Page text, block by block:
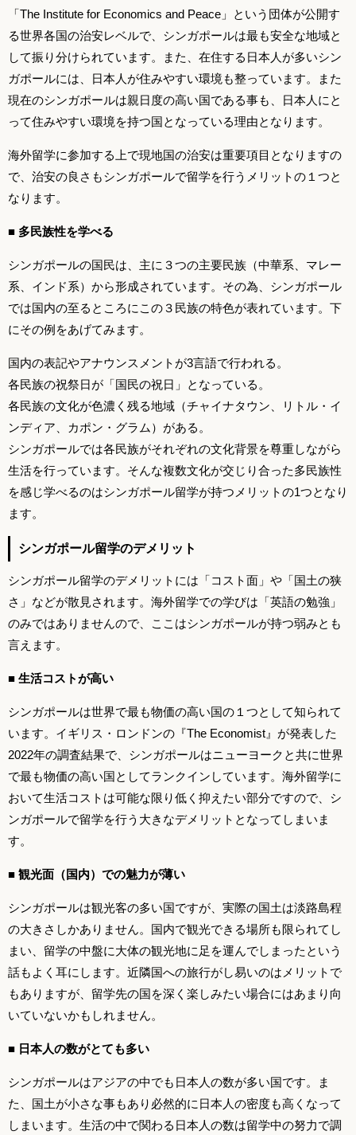
「The Institute for Economics and Peace」という団体が公開す
る世界各国の治安レベルで、シンガポールは最も安全な地域と
して振り分けられています。
また、在住する日本人が多いシン
ガポールには、日本人が住みやすい環境も整っています。また
現在のシンガポールは親日度の高い国である事も、日本人にと
って住みやすい環境を持つ国となっている理由となります。
海外留学に参加する上で現地国の治安は重要項目となりますの
で、治安の良さもシンガポールで留学を行うメリットの１つと
なります。
■ 多民族性を学べる
シンガポールの国民は、主に３つの主要民族（中華系、マレー
系、インド系）から形成されています。その為、シンガポール
では国内の至るところにこの３民族の特色が表れています。下
にその例をあげてみます。
国内の表記やアナウンスメントが3言語で行われる。
各民族の祝祭日が「国民の祝日」となっている。
各民族の文化が色濃く残る地域（チャイナタウン、リトル・イ
ンディア、カポン・グラム）がある。
シンガポールでは各民族がそれぞれの文化背景を尊重しながら
生活を行っています。そんな複数文化が交じり合った多民族性
を感じ学べるのはシンガポール留学が持つメリットの1つとなり
ます。
シンガポール留学のデメリット
シンガポール留学のデメリットには「コスト面」や「国土の狭
さ」などが散見されます。海外留学での学びは「英語の勉強」
のみではありませんので、ここはシンガポールが持つ弱みとも
言えます。
■ 生活コストが高い
シンガポールは世界で最も物価の高い国の１つとして知られて
います。イギリス・ロンドンの『The Economist』が発表した
2022年の調査結果で、シンガポールはニューヨークと共に世界
で最も物価の高い国としてランクインしています。海外留学に
おいて生活コストは可能な限り低く抑えたい部分ですので、シ
ンガポールで留学を行う大きなデメリットとなってしまいま
す。
■ 観光面（国内）での魅力が薄い
シンガポールは観光客の多い国ですが、実際の国土は淡路島程
の大きさしかありません。国内で観光できる場所も限られてし
まい、留学の中盤に大体の観光地に足を運んでしまったという
話もよく耳にします。近隣国への旅行がし易いのはメリットで
もありますが、留学先の国を深く楽しみたい場合にはあまり向
いていないかもしれません。
■ 日本人の数がとても多い
シンガポールはアジアの中でも日本人の数が多い国です。ま
た、国土が小さな事もあり必然的に日本人の密度も高くなって
しまいます。生活の中で関わる日本人の数は留学中の努力で調